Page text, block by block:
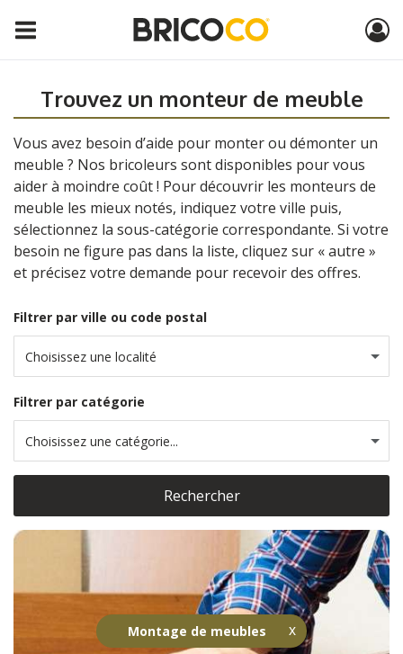
Montage de meubles
Trouvez un monteur de meuble
Vous avez besoin d’aide pour monter ou démonter un
meuble ? Nos bricoleurs sont disponibles pour vous
aider à moindre coût ! Pour découvrir les monteurs de
meuble les mieux notés, indiquez votre ville puis,
sélectionnez la sous-catégorie correspondante. Si votre
besoin ne figure pas dans la liste, cliquez sur « autre »
et précisez votre demande pour recevoir des offres.
Filtrer par ville ou code postal
Choisissez une localité
Filtrer par catégorie
Choisissez une catégorie...
Rechercher